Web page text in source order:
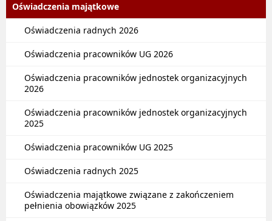
Oświadczenia majątkowe
Oświadczenia radnych 2026
Oświadczenia pracowników UG 2026
Oświadczenia pracowników jednostek organizacyjnych
2026
Oświadczenia pracowników jednostek organizacyjnych
2025
Oświadczenia pracowników UG 2025
Oświadczenia radnych 2025
Oświadczenia majątkowe związane z zakończeniem
pełnienia obowiązków 2025